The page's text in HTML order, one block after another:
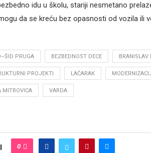
idu u školu, stariji nesmetano
da se kreću bez opasnosti od vozila ili
PRUGA BEZBEDNOST DECE BRANISLAV
PROJEKTI LAĆARAK
MITROVICA VARDA
0